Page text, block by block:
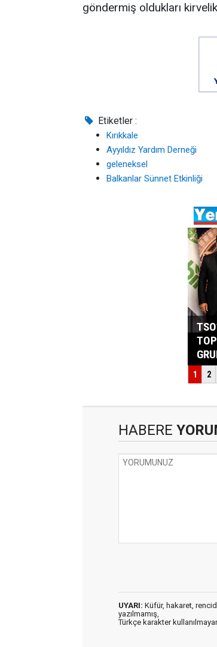
göndermiş oldukları
Etiketler :
Kırıkkale
Ayyıldız Yardım Derneği
geleneksel
Balkanlar Sünnet Etkinliği
HABERE
UYARI: Küfür, hakaret,
yazılmamış,
Türkçe karakter